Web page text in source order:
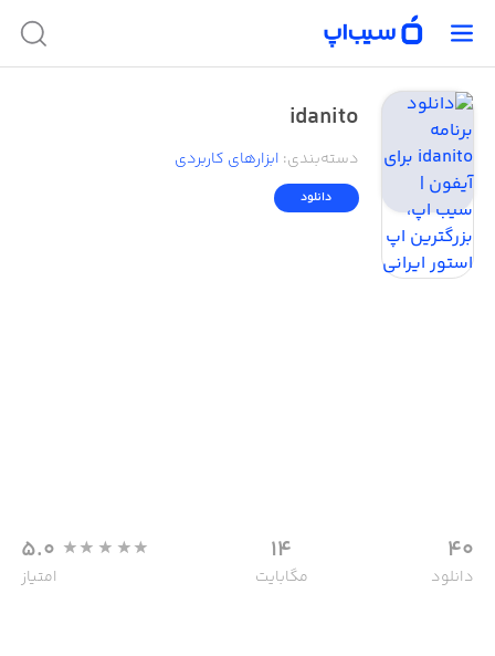
idanito
دسته‌بندی: ابزار‌های کاربردی
دانلود
40
دانلود
14
مگابایت
5.0
امتیاز